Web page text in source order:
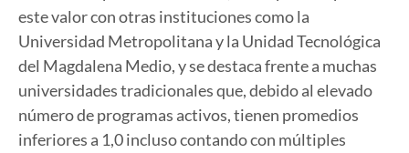
este valor con otras instituciones como la
Universidad Metropolitana y la Unidad Tecnológica
del Magdalena Medio, y se destaca frente a muchas
universidades tradicionales que, debido al elevado
número de programas activos, tienen promedios
inferiores a 1,0 incluso contando con múltiples